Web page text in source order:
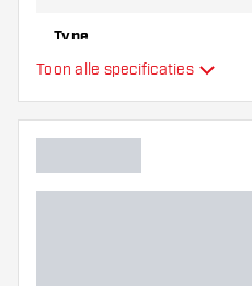
Type
Hoofdkleur
Toon alle specificaties